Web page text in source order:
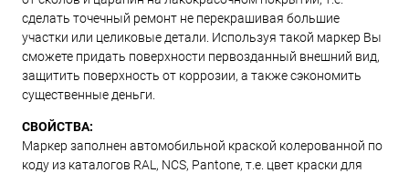
сделать точечный ремонт не перекрашивая большие
участки или целиковые детали. Используя такой маркер Вы
сможете придать поверхности первозданный внешний вид,
защитить поверхность от коррозии, а также сэкономить
существенные деньги.
СВОЙСТВА:
Маркер заполнен автомобильной краской колерованной по
коду из каталогов RAL, NCS, Pantone, т.е. цвет краски для